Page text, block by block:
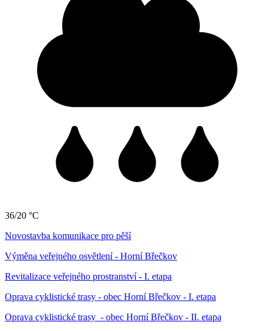
36/20 °C
Novostavba komunikace pro pěší
Výměna veřejného osvětlení - Horní Břečkov
Revitalizace veřejného prostranství - I. etapa
Oprava cyklistické trasy - obec Horní Břečkov - I. etapa
Oprava cyklistické trasy - obec Horní Břečkov - II. etapa